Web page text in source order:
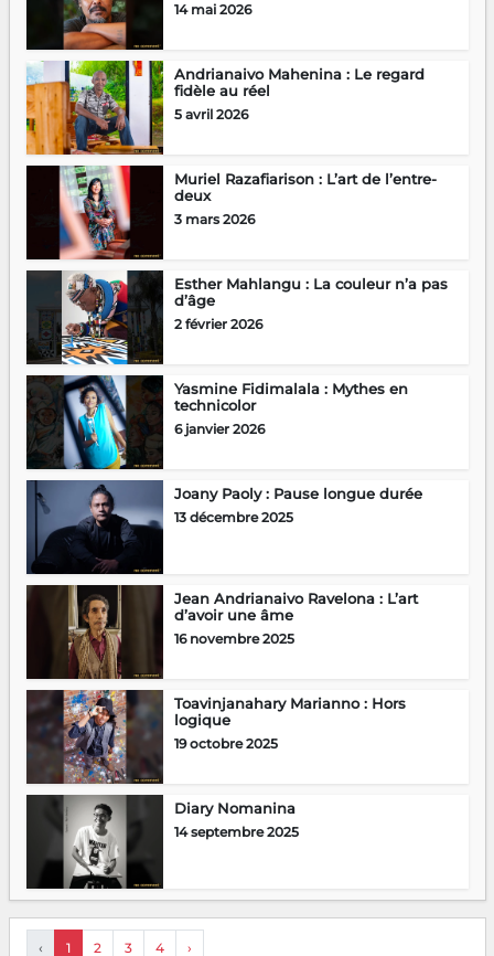
14 mai 2026
Andrianaivo Mahenina : Le regard
fidèle au réel
5 avril 2026
Muriel Razafiarison : L’art de l’entre-
deux
3 mars 2026
Esther Mahlangu : La couleur n’a pas
d’âge
2 février 2026
Yasmine Fidimalala : Mythes en
technicolor
6 janvier 2026
Joany Paoly : Pause longue durée
13 décembre 2025
Jean Andrianaivo Ravelona : L’art
d’avoir une âme
16 novembre 2025
Toavinjanahary Marianno : Hors
logique
19 octobre 2025
Diary Nomanina
14 septembre 2025
‹ 1 2 3 4 ›